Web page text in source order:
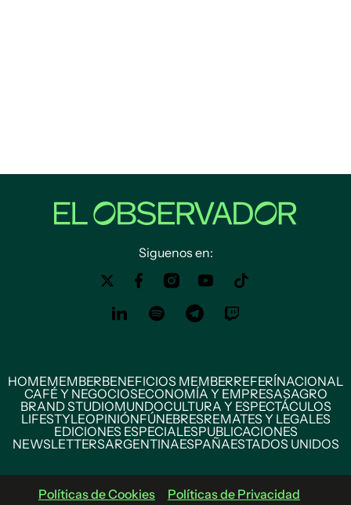
Siguenos en:
HOMEMEMBERBENEFICIOS MEMBERREFERÍNACIONAL
CAFÉ Y NEGOCIOSECONOMÍA Y EMPRESASAGRO
BRAND STUDIOMUNDOCULTURA Y ESPECTÁCULOS
LIFESTYLEOPINIÓNFÚNEBRESREMATES Y LEGALES
EDICIONES ESPECIALESPUBLICACIONES
NEWSLETTERSARGENTINAESPAÑAESTADOS UNIDOS
Políticas de Cookies Políticas de Privacidad